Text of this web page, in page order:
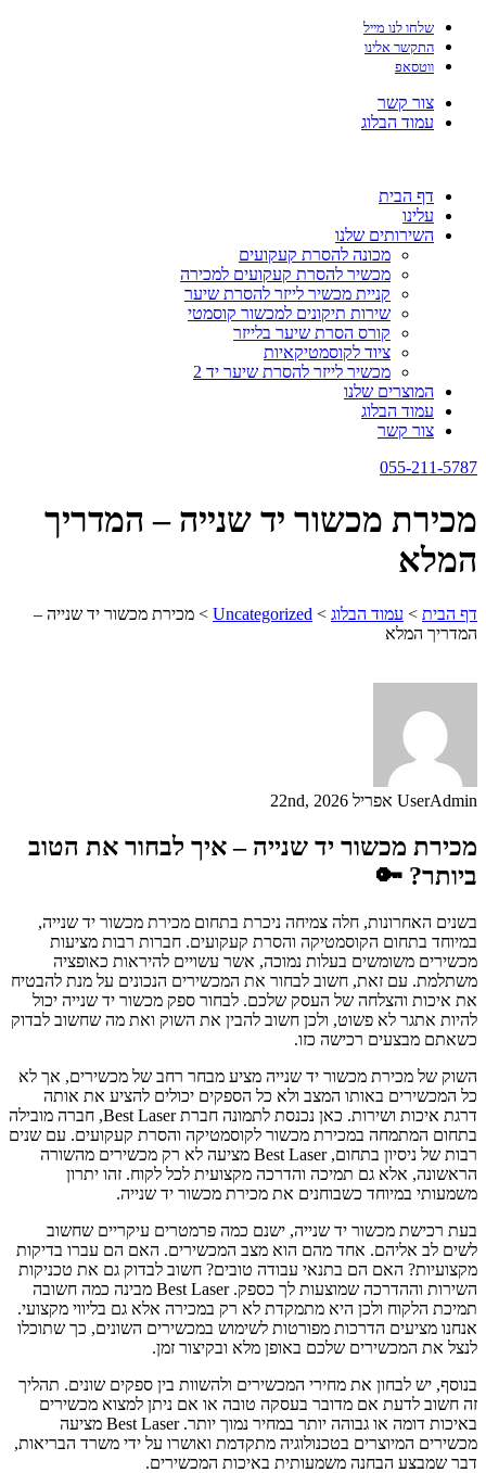
שלחו לנו מייל
התקשר אלינו
ווטסאפ
צור קשר
עמוד הבלוג
דף הבית
עלינו
השירותים שלנו
מכונה להסרת קעקועים
מכשיר להסרת קעקועים למכירה
קניית מכשיר לייזר להסרת שיער
שירות תיקונים למכשור קוסמטי
קורס הסרת שיער בלייזר
ציוד לקוסמטיקאיות
מכשיר לייזר להסרת שיער יד 2
המוצרים שלנו
עמוד הבלוג
צור קשר
055-211-5787
מכירת מכשור יד שנייה – המדריך
המלא
דף הבית > עמוד הבלוג >
Uncategorized
> מכירת מכשור יד שנייה –
המדריך המלא
UserAdmin אפריל 22nd, 2026
מכירת מכשור יד שנייה – איך לבחור את הטוב
ביותר? 🔑
בשנים האחרונות, חלה צמיחה ניכרת בתחום מכירת מכשור יד שנייה,
במיוחד בתחום הקוסמטיקה והסרת קעקועים. חברות רבות מציעות
מכשירים משומשים בעלות נמוכה, אשר עשויים להיראות כאופציה
משתלמת. עם זאת, חשוב לבחור את המכשירים הנכונים על מנת להבטיח
את איכות והצלחה של העסק שלכם. לבחור ספק מכשור יד שנייה יכול
להיות אתגר לא פשוט, ולכן חשוב להבין את השוק ואת מה שחשוב לבדוק
כשאתם מבצעים רכישה כזו.
השוק של מכירת מכשור יד שנייה מציע מבחר רחב של מכשירים, אך לא
כל המכשירים באותו המצב ולא כל הספקים יכולים להציע את אותה
דרגת איכות ושירות. כאן נכנסת לתמונה חברת Best Laser, חברה מובילה
בתחום המתמחה במכירת מכשור לקוסמטיקה והסרת קעקועים. עם שנים
רבות של ניסיון בתחום, Best Laser מציעה לא רק מכשירים מהשורה
הראשונה, אלא גם תמיכה והדרכה מקצועית לכל לקוח. זהו יתרון
משמעותי במיוחד כשבוחנים את מכירת מכשור יד שנייה.
בעת רכישת מכשור יד שנייה, ישנם כמה פרמטרים עיקריים שחשוב
לשים לב אליהם. אחד מהם הוא מצב המכשירים. האם הם עברו בדיקות
מקצועיות? האם הם בתנאי עבודה טובים? חשוב לבדוק גם את טכניקות
השירות וההדרכה שמוצעות לך כספק. Best Laser מבינה כמה חשובה
תמיכת הלקוח ולכן היא מתמקדת לא רק במכירה אלא גם בליווי מקצועי.
אנחנו מציעים הדרכות מפורטות לשימוש במכשירים השונים, כך שתוכלו
לנצל את המכשירים שלכם באופן מלא ובקיצור זמן.
בנוסף, יש לבחון את מחירי המכשירים ולהשוות בין ספקים שונים. תהליך
זה חשוב לדעת אם מדובר בעסקה טובה או אם ניתן למצוא מכשירים
באיכות דומה או גבוהה יותר במחיר נמוך יותר. Best Laser מציעה
מכשירים המיוצרים בטכנולוגיה מתקדמת ואושרו על ידי משרד הבריאות,
דבר שמבצע הבחנה משמעותית באיכות המכשירים.